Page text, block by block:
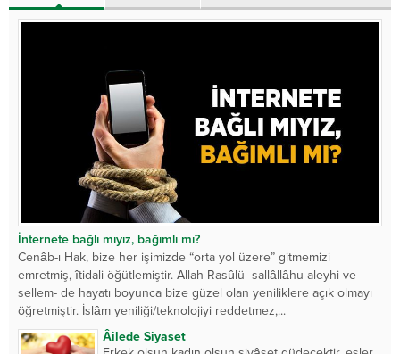
İnternete bağlı mıyız, bağımlı mı?
Cenâb-ı Hak, bize her işimizde “orta yol üzere” gitmemizi
emretmiş, îtidali öğütlemiştir. Allah Rasûlü -sallâllâhu aleyhi ve
sellem- de hayatı boyunca bize güzel olan yeniliklere açık olmayı
öğretmiştir. İslâm yeniliği/teknolojiyi reddetmez,...
Âilede Siyaset